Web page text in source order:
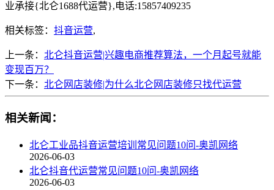
业承接{北仑1688代运营},电话:15857409235
相关标签： 抖音运营,
上一条： 北仑抖音运营|兴趣电商推荐算法，一个月起号就能
变现百万？
下一条： 北仑网店装修|为什么北仑网店装修只找代运营
相关新闻：
北仑工业品抖音运营培训常见问题10问-奥凯网络
2026-06-03
北仑抖音代运营常见问题10问-奥凯网络
2026-06-03